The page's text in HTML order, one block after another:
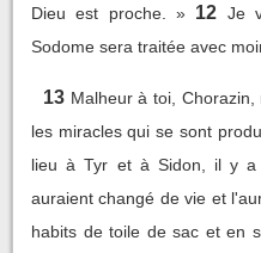
Dieu est proche. » 12 Je
Sodome sera traitée avec
13 Malheur à toi,
les miracles qui se sont
lieu à Tyr et à Sidon, il y a
auraient changé de vie et
habits de toile de sac et en